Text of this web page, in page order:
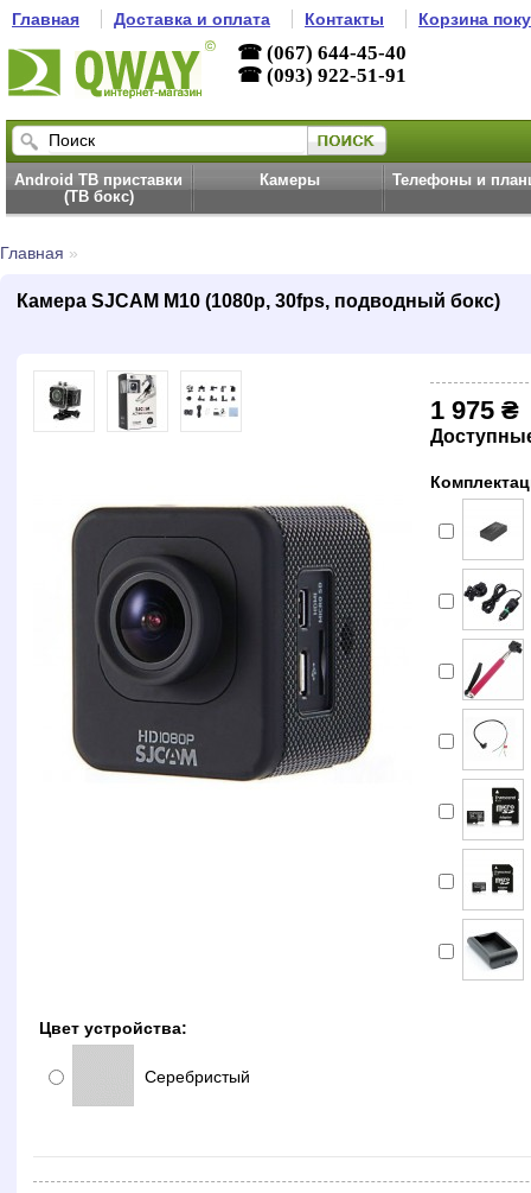
Главная Доставка и оплата Контакты Корзина
☎ (067) 644-45-40
☎ (093) 922-51-91
Android ТВ приставки
(ТВ бокс)
Камеры Телефоны и
Главная »
Камера SJCAM M10 (1080p, 30fps, подводный бокс)
1 975 ₴
Цвет устройства:
Серебристый